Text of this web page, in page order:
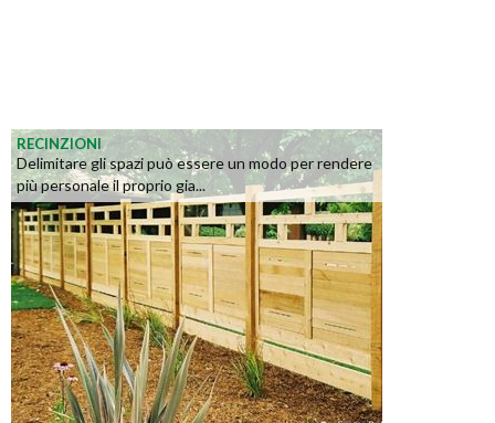
RECINZIONI
Delimitare gli spazi può essere un modo per rendere
più personale il proprio gia...